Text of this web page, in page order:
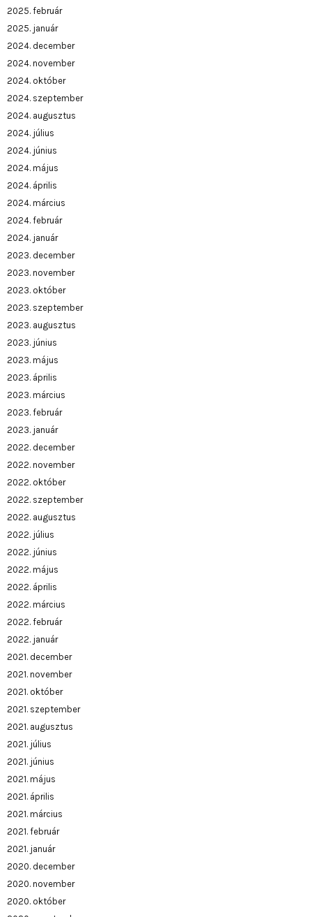
2025. február
2025. január
2024. december
2024. november
2024. október
2024. szeptember
2024. augusztus
2024. július
2024. június
2024. május
2024. április
2024. március
2024. február
2024. január
2023. december
2023. november
2023. október
2023. szeptember
2023. augusztus
2023. június
2023. május
2023. április
2023. március
2023. február
2023. január
2022. december
2022. november
2022. október
2022. szeptember
2022. augusztus
2022. július
2022. június
2022. május
2022. április
2022. március
2022. február
2022. január
2021. december
2021. november
2021. október
2021. szeptember
2021. augusztus
2021. július
2021. június
2021. május
2021. április
2021. március
2021. február
2021. január
2020. december
2020. november
2020. október